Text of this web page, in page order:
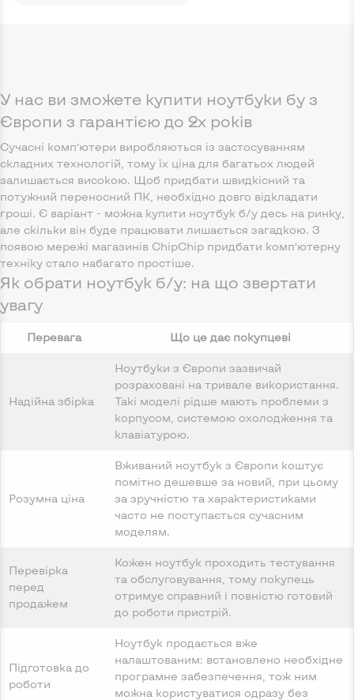
У нас ви зможете купити ноутбуки бу з
Європи з гарантією до 2х років
Сучасні комп’ютери виробляються із застосуванням
складних технологій, тому їх ціна для багатьох людей
залишається високою. Щоб придбати швидкісний та
потужний переносний ПК, необхідно довго відкладати
гроші. Є варіант - можна купити ноутбук б/у десь на ринку,
але скільки він буде працювати лишається загадкою. З
появою мережі магазинів ChipChip придбати комп’ютерну
техніку стало набагато простіше.
Як обрати ноутбук б/у: на що звертати
увагу
Перевага Що це дає покупцеві
Надійна збірка
Ноутбуки з Європи зазвичай
розраховані на тривале використання.
Такі моделі рідше мають проблеми з
корпусом, системою охолодження та
клавіатурою.
Розумна ціна
Вживаний ноутбук з Європи коштує
помітно дешевше за новий, при цьому
за зручністю та характеристиками
часто не поступається сучасним
моделям.
Перевірка
перед
продажем
Кожен ноутбук проходить тестування
та обслуговування, тому покупець
отримує справний і повністю готовий
до роботи пристрій.
Підготовка до
роботи
Ноутбук продається вже
налаштованим: встановлено необхідне
програмне забезпечення, тож ним
можна користуватися одразу без